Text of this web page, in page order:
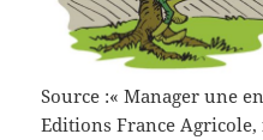
Source :« Manager une
Editions France